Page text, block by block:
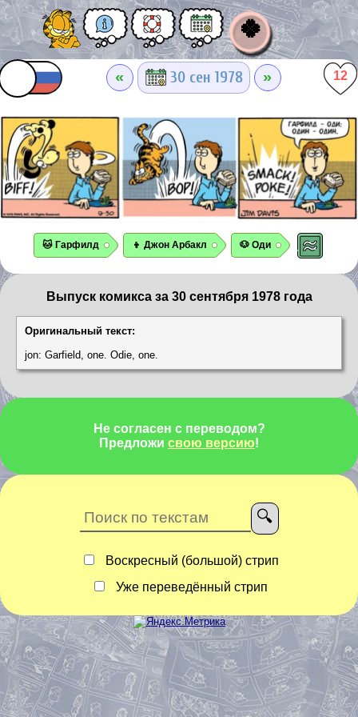
🍀
« 30 сен 1978 » 12
🐱 Гарфилд 👦 Джон Арбакл 🐶 Оди
Выпуск комикса за 30 сентября 1978 года
Оригинальный текст:
jon: Garfield, one. Odie, one.
Не согласен с переводом?
Предложи свою версию!
Воскресный (большой) стрип
Уже переведённый стрип